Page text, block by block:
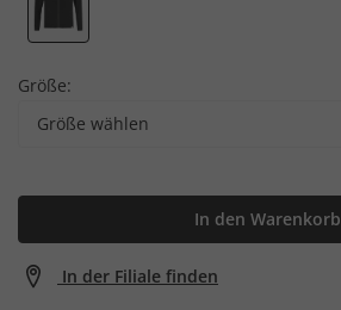
Größe:
Größe wählen
In den Warenkorb
In der Filiale finden